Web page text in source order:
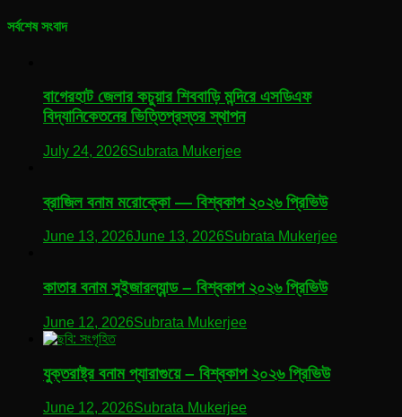
সর্বশেষ সংবাদ
বাগেরহাট জেলার কচুয়ার শিববাড়ি মন্দিরে এসডিএফ
বিদ্যানিকেতনের ভিত্তিপ্রস্তর স্থাপন
July 24, 2026Subrata Mukerjee
ব্রাজিল বনাম মরোক্কো — বিশ্বকাপ ২০২৬ প্রিভিউ
June 13, 2026June 13, 2026Subrata Mukerjee
কাতার বনাম সুইজারল্যান্ড – বিশ্বকাপ ২০২৬ প্রিভিউ
June 12, 2026Subrata Mukerjee
যুক্তরাষ্ট্র বনাম প্যারাগুয়ে – বিশ্বকাপ ২০২৬ প্রিভিউ
June 12, 2026Subrata Mukerjee